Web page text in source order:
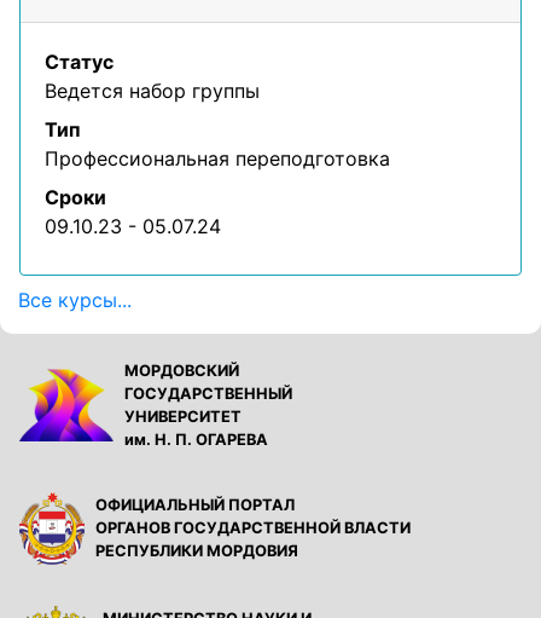
Статус
Ведется набор группы
Тип
Профессиональная переподготовка
Сроки
09.10.23 - 05.07.24
Все курсы...
МОРДОВСКИЙ
ГОСУДАРСТВЕННЫЙ
УНИВЕРСИТЕТ
им. Н. П. ОГАРЕВА
ОФИЦИАЛЬНЫЙ ПОРТАЛ
ОРГАНОВ ГОСУДАРСТВЕННОЙ ВЛАСТИ
РЕСПУБЛИКИ МОРДОВИЯ